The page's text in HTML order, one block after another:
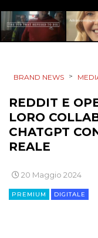
PUNTI VENDITA
STRATEGIE
CINEMA
EDITORIA
BRAND NEWS >
REDDIT E
LORO
CHATGPT
REALE
20 Maggio 2024
PREMIUM DIGITALE